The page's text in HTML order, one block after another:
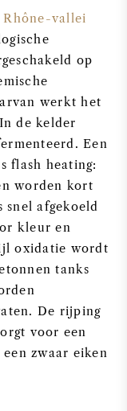
Rhône-vallei
op
werkt het
de kelder
Een
flash heating:
worden kort
snel afgekoeld
kleur en
oxidatie wordt
tanks
De rijping
voor een
zwaar eiken